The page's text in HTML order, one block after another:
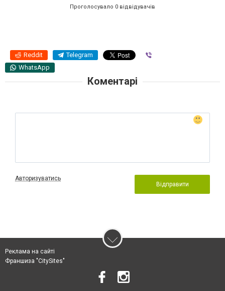
Проголосувало 0 відвідувачів
Reddit Telegram
WhatsApp
Коментарі
Авторизуватись
Відправити
Реклама на сайті
Франшиза "CitySites"